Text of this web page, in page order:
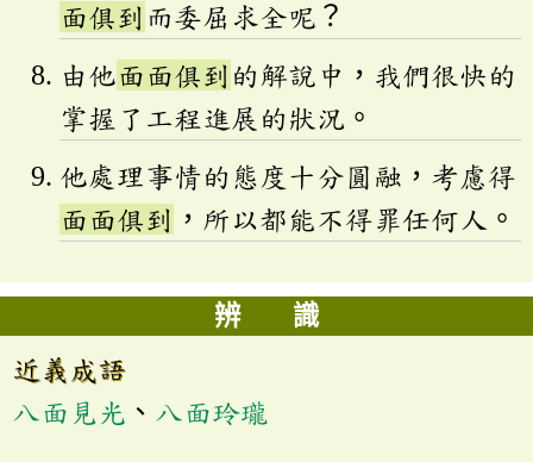
面俱到 而委屈求全呢？
由他面面俱到 的解說中，我們很快的
掌握了工程進展的狀況。
他處理事情的態度十分圓融，考慮得
面面俱到 ，所以都能不得罪任何人。
辨 識
近義成語
八面見光 、 八面玲瓏